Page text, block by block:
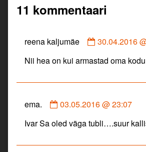
11 kommentaari
reena kaljumäe
Comment
reena
published
30.04.2016
Nii hea on kui armastad oma
ema.
Comment
ema.
on
03.05.2016 @ 23:07
Ivar Sa oled väga tubli….suur